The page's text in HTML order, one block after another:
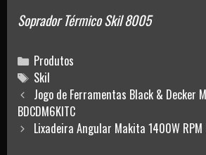
Soprador Térmico Skil 8005
Categories
Produtos
Tags
Skil
Post
navigation
Jogo de Ferramentas Black & Decker
BDCDM6KITC
Lixadeira Angular Makita 1400W